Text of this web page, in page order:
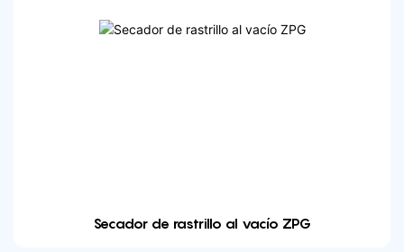
Secador de rastrillo al vacío ZPG